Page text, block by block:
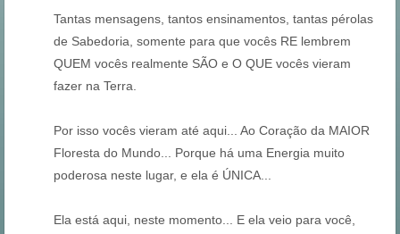
Tantas mensagens, tantos ensinamentos, tantas pérolas
de Sabedoria, somente para que vocês RE lembrem
QUEM vocês realmente SÃO e O QUE vocês vieram
fazer na Terra.
Por isso vocês vieram até aqui... Ao Coração da MAIOR
Floresta do Mundo... Porque há uma Energia muito
poderosa neste lugar, e ela é ÚNICA...
Ela está aqui, neste momento... E ela veio para você,